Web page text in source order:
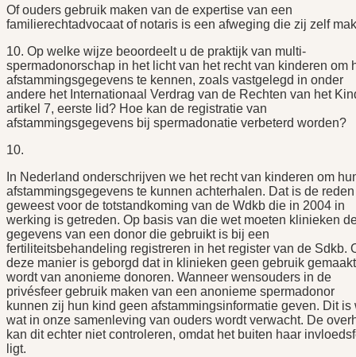
Of ouders gebruik maken van de expertise van een
familierechtadvocaat of notaris is een afweging die zij zelf
10. Op welke wijze beoordeelt u de praktijk van multi-
spermadonorschap in het licht van het recht van kinderen om
afstammingsgegevens te kennen, zoals vastgelegd in onder
andere het Internationaal Verdrag van de Rechten van het
artikel 7, eerste lid? Hoe kan de registratie van
afstammingsgegevens bij spermadonatie verbeterd worden?
10.
In Nederland onderschrijven we het recht van kinderen om
afstammingsgegevens te kunnen achterhalen. Dat is de reden
geweest voor de totstandkoming van de Wdkb die in 2004 in
werking is getreden. Op basis van die wet moeten klinieken
gegevens van een donor die gebruikt is bij een
fertiliteitsbehandeling registreren in het register van de Sdkb.
deze manier is geborgd dat in klinieken geen gebruik gemaakt
wordt van anonieme donoren. Wanneer wensouders in de
privésfeer gebruik maken van een anonieme spermadonor
kunnen zij hun kind geen afstammingsinformatie geven. Dit is
wat in onze samenleving van ouders wordt verwacht. De
kan dit echter niet controleren, omdat het buiten haar
ligt.